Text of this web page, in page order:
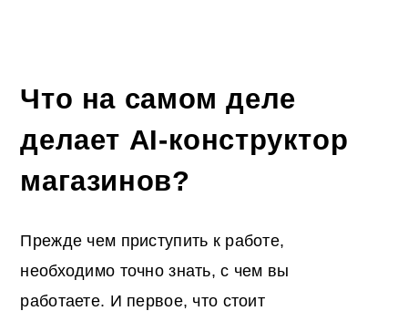
Что на самом деле
делает AI-конструктор
магазинов?
Прежде чем приступить к работе,
необходимо точно знать, с чем вы
работаете. И первое, что стоит